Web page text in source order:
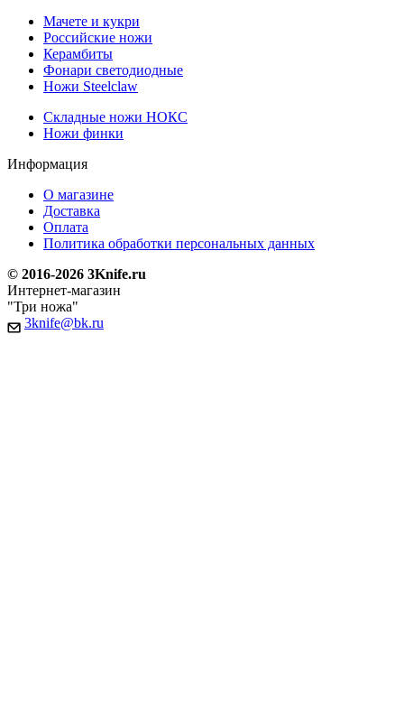
Мачете и кукри
Российские ножи
Керамбиты
Фонари светодиодные
Ножи Steelclaw
Складные ножи НОКС
Ножи финки
Информация
О магазине
Доставка
Оплата
Политика обработки персональных данных
© 2016-2026 3Knife.ru
Интернет-магазин
"Три ножа"
3knife@bk.ru